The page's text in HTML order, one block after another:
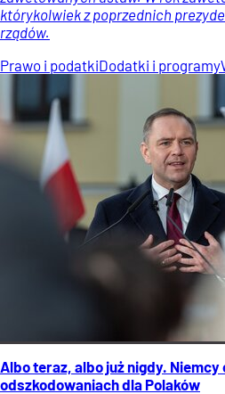
którykolwiek z poprzednich
rządów.
Prawo i podatkiDodatki i programy
Albo teraz, albo już nigdy. Niemcy
odszkodowaniach dla Polaków